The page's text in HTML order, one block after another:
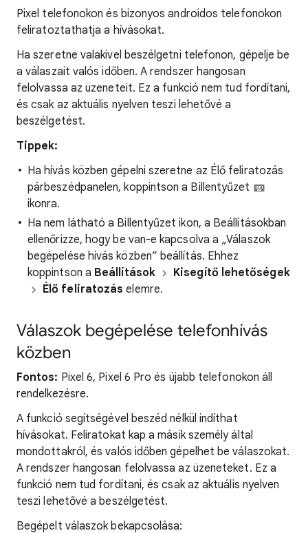
Pixel telefonokon és bizonyos androidos telefonokon
feliratoztathatja a hívásokat.
Ha szeretne valakivel beszélgetni telefonon, gépelje be
a válaszait valós időben. A rendszer hangosan
felolvassa az üzeneteit. Ez a funkció nem tud fordítani,
és csak az aktuális nyelven teszi lehetővé a
beszélgetést.
Tippek:
Ha hívás közben gépelni szeretne az Élő feliratozás
párbeszédpanelen, koppintson a Billentyűzet
ikonra.
Ha nem látható a Billentyűzet ikon, a Beállításokban
ellenőrizze, hogy be van-e kapcsolva a „Válaszok
begépelése hívás közben” beállítás. Ehhez
koppintson a Beállítások
Kisegítő lehetőségek
Élő feliratozás elemre.
Válaszok begépelése telefonhívás
közben
Fontos: Pixel 6, Pixel 6 Pro és újabb telefonokon áll
rendelkezésre.
A funkció segítségével beszéd nélkül indíthat
hívásokat. Feliratokat kap a másik személy által
mondottakról, és valós időben gépelhet be válaszokat.
A rendszer hangosan felolvassa az üzeneteket. Ez a
funkció nem tud fordítani, és csak az aktuális nyelven
teszi lehetővé a beszélgetést.
Begépelt válaszok bekapcsolása: